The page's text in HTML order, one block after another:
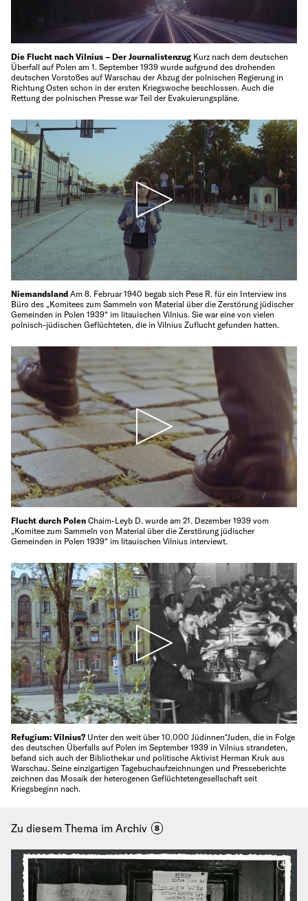
Die Flucht nach Vilnius – Der Journalistenzug Kurz nach dem deutschen
Überfall auf Polen am 1. September 1939 wurde aufgrund des drohenden
deutschen Vorstoßes auf Warschau der Abzug der polnischen Regierung in
Richtung Osten schon in der ersten Kriegswoche beschlossen. Auch die
Rettung der polnischen Presse war Teil der Evakuierungspläne.
Niemandsland Am 8. Februar 1940 begab sich Pese R. für ein Interview ins
Büro des „Komitees zum Sammeln von Material über die Zerstörung jüdischer
Gemeinden in Polen 1939“ im litauischen Vilnius. Sie war eine von vielen
polnisch-jüdischen Geflüchteten, die in Vilnius Zuflucht gefunden hatten.
Flucht durch Polen Chaim-Leyb D. wurde am 21. Dezember 1939 vom
„Komitee zum Sammeln von Material über die Zerstörung jüdischer
Gemeinden in Polen 1939“ im litauischen Vilnius interviewt.
Refugium: Vilnius? Unter den weit über 10.000 Jüdinnen*Juden, die in Folge
des deutschen Überfalls auf Polen im September 1939 in Vilnius strandeten,
befand sich auch der Bibliothekar und politische Aktivist Herman Kruk aus
Warschau. Seine einzigartigen Tagebuchaufzeichnungen und Presseberichte
zeichnen das Mosaik der heterogenen Geflüchtetengesellschaft seit
Kriegsbeginn nach.
Zu diesem Thema im Archiv 8
4